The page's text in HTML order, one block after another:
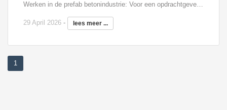
Werken in de prefab betonindustrie: Voor een opdrachtgever in de regio Weert zijn wij op zoek naar een productiemedewerker betonelementen. De organisatie is een flexibele en prijsbewuste partner in de prefab betonindustrie en richt zich op innovatieve en gedetailleerde oplossingen in betonproductie. Je werkt in een internationale werkomgeving waar vakmanschap en samenwerking centraal staan. Wat ga je doen? Ontkisten van prefab betonelementen Opstallen en verplaatsen van prefab elementen Plaatsen van wapening en instortvoorzieningen in de bekisting Afwerken van betonelementen na het stortproces Werken met gereedschap en hulpmiddelen (na instructie) Zorgen voor een veilige en nette werkplek
29 April 2026 - lees meer ...
1